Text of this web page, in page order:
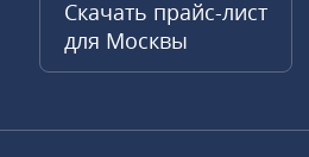
Скачать прайс-лист
для Москвы